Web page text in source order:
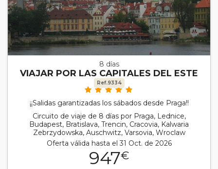
8 días
VIAJAR POR LAS CAPITALES DEL ESTE
Ref.9334
¡¡Salidas garantizadas los sábados desde Praga!!
Circuito de viaje de 8 días por Praga, Lednice,
Budapest, Bratislava, Trencin, Cracovia, Kalwaria
Zebrzydowska, Auschwitz, Varsovia, Wroclaw
Oferta válida hasta el 31 Oct. de 2026
947€